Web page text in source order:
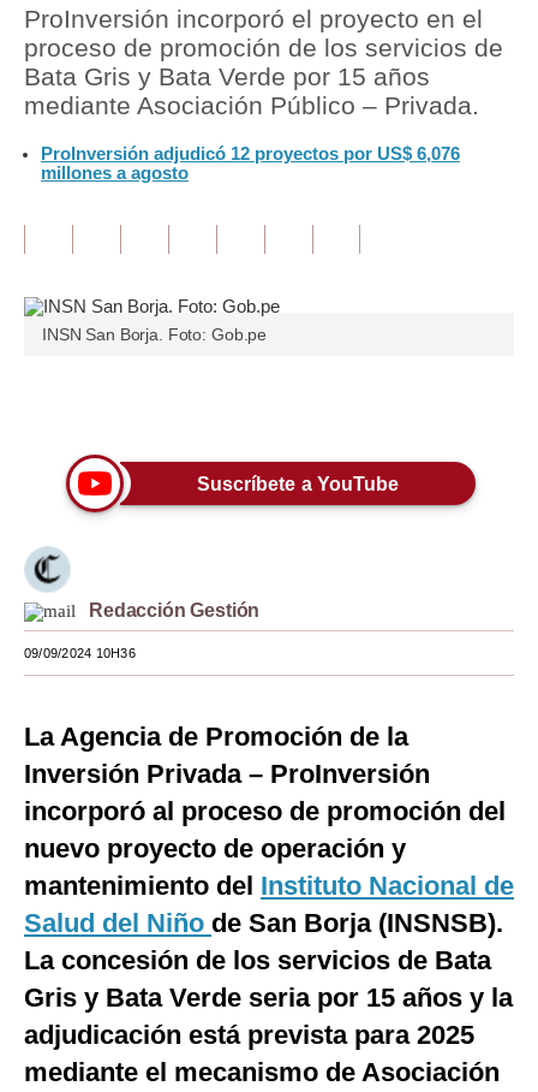
Política
Tu Dinero
Finanzas Personales
Inmobiliarias
Opinión
Editorial
Pregunta de hoy
Lujo
Moda
Estilos
EEUU
México
España
Internacional
Tecnología
Club del Suscriptor
Mix
G de Gestión
ProInversión incorporó el proyecto en el
proceso de promoción de los servicios de
Bata Gris y Bata Verde por 15 años
mediante Asociación Público – Privada.
ProInversión adjudicó 12 proyectos por US$ 6,076
millones a agosto
INSN San Borja. Foto: Gob.pe
Suscríbete a YouTube
Redacción Gestión
09/09/2024 10H36
La Agencia de Promoción de la
Inversión Privada – ProInversión
incorporó al proceso de promoción del
nuevo proyecto de operación y
mantenimiento del Instituto Nacional de
Salud del Niño de San Borja (INSNSB).
La concesión de los servicios de Bata
Gris y Bata Verde seria por 15 años y la
adjudicación está prevista para 2025
mediante el mecanismo de Asociación